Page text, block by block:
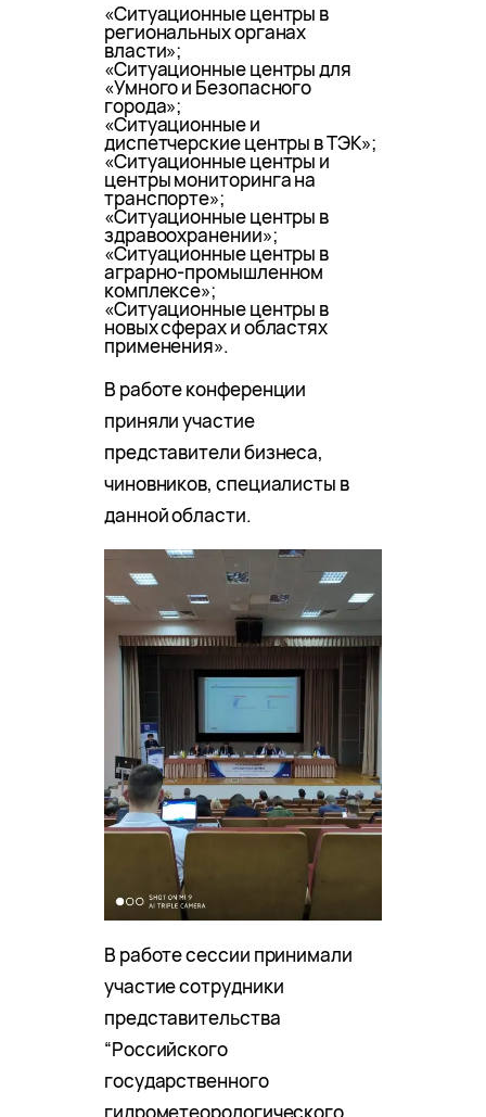
«Ситуационные центры в
региональных органах
власти»;
«Ситуационные центры для
«Умного и Безопасного
города»;
«Ситуационные и
диспетчерские центры в ТЭК»;
«Ситуационные центры и
центры мониторинга на
транспорте»;
«Ситуационные центры в
здравоохранении»;
«Ситуационные центры в
аграрно-промышленном
комплексе»;
«Ситуационные центры в
новых сферах и областях
применения».
В работе конференции
приняли участие
представители бизнеса,
чиновников, специалисты в
данной области.
В работе сессии принимали
участие сотрудники
представительства
“Российского
государственного